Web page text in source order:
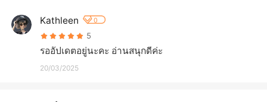
Kathleen 0
5
รออัปเดตอยู่นะคะ อ่านสนุกดีค่ะ
20/03/2025